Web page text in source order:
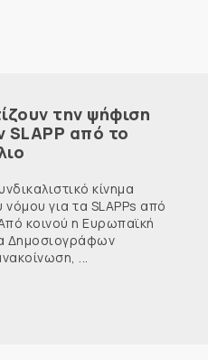
την ψήφιση
SLAPP από το
κίνημα
νόμου για τα SLAPPs από
κοινού η Ευρωπαϊκή
Δημοσιογράφων
...